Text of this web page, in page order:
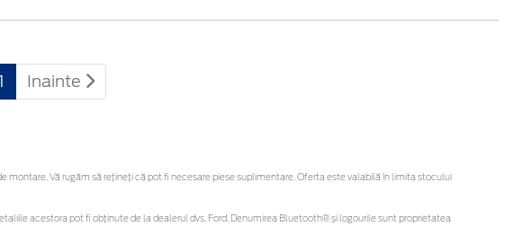
Inainte
Vă rugăm să rețineți că pot fi necesare piese suplimentare. Oferta este valabilă în limita stocului
acestora pot fi obținute de la dealerul dvs. Ford. Denumirea Bluetooth® și logourile sunt proprietatea